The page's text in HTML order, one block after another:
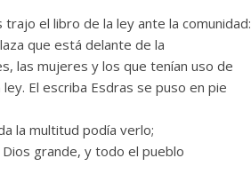
el libro de la ley ante la comunidad:
que está delante de la
las mujeres y los que tenían uso de
El escriba Esdras se puso en pie
la multitud podía verlo;
grande, y todo el pueblo